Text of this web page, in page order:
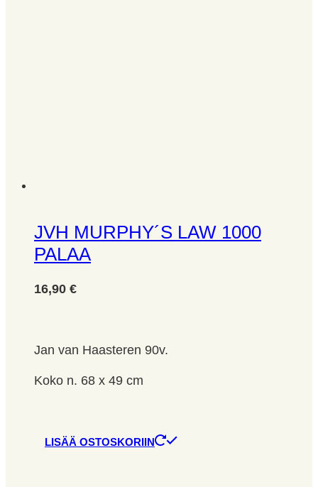
JVH MURPHY´S LAW 1000
PALAA
16,90 €
Jan van Haasteren 90v.
Koko n. 68 x 49 cm
LISÄÄ OSTOSKORIIN